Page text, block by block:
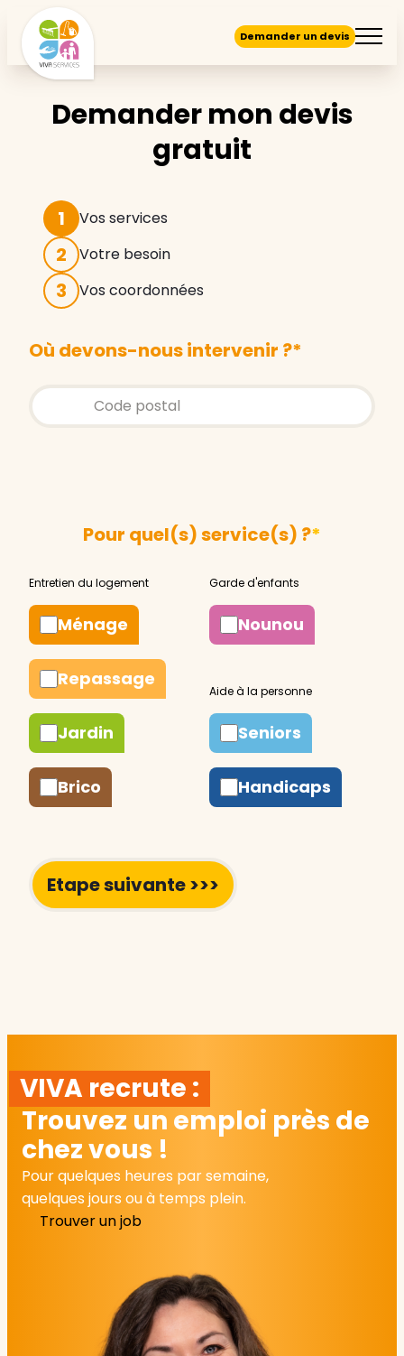
Demander un devis
Demander mon devis
gratuit
1 Vos services
2 Votre besoin
3 Vos coordonnées
Où devons-nous intervenir ?*
Store locator global - Autocompletion
Rechercher
Pour quel(s) service(s) ?*
Ménage
Repassage
Jardin
Brico
Nounou
Seniors
Handicaps
VIVA recrute :
Trouvez un emploi près de
chez vous !
Pour quelques heures par semaine,
quelques jours ou à temps plein.
Trouver un job